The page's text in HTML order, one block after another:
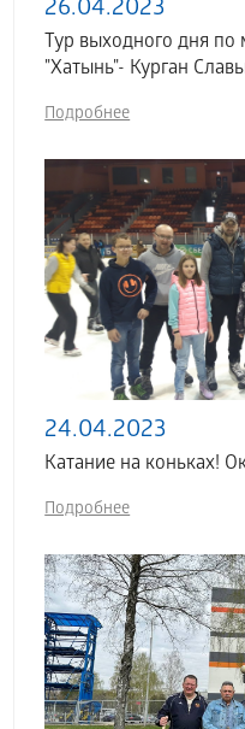
26.04.2023
Тур выходного дня
"Хатынь"- Курган
Подробнее
24.04.2023
Катание на коньках!
Подробнее